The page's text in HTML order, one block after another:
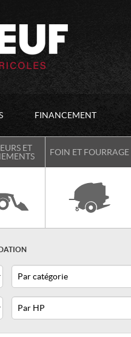
FINANCEMENT
ET
FOIN ET FOURRAGE